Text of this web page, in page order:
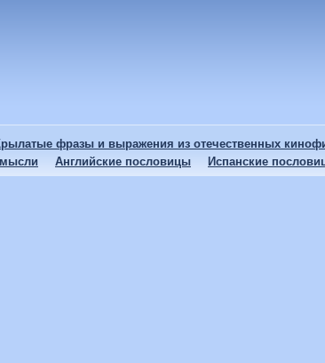
фразы и выражения из отечественных
Английские пословицы Испанские